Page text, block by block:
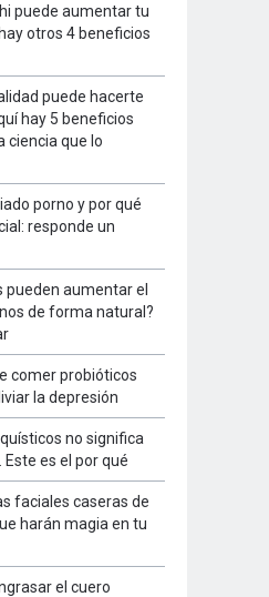
puede aumentar tu
otros 4 beneficios
puede hacerte
hay 5 beneficios
ciencia que lo
porno y por qué
responde un
pueden aumentar el
de forma natural?
comer probióticos
la depresión
no significa
Este es el por qué
faciales caseras de
harán magia en tu
el cuero